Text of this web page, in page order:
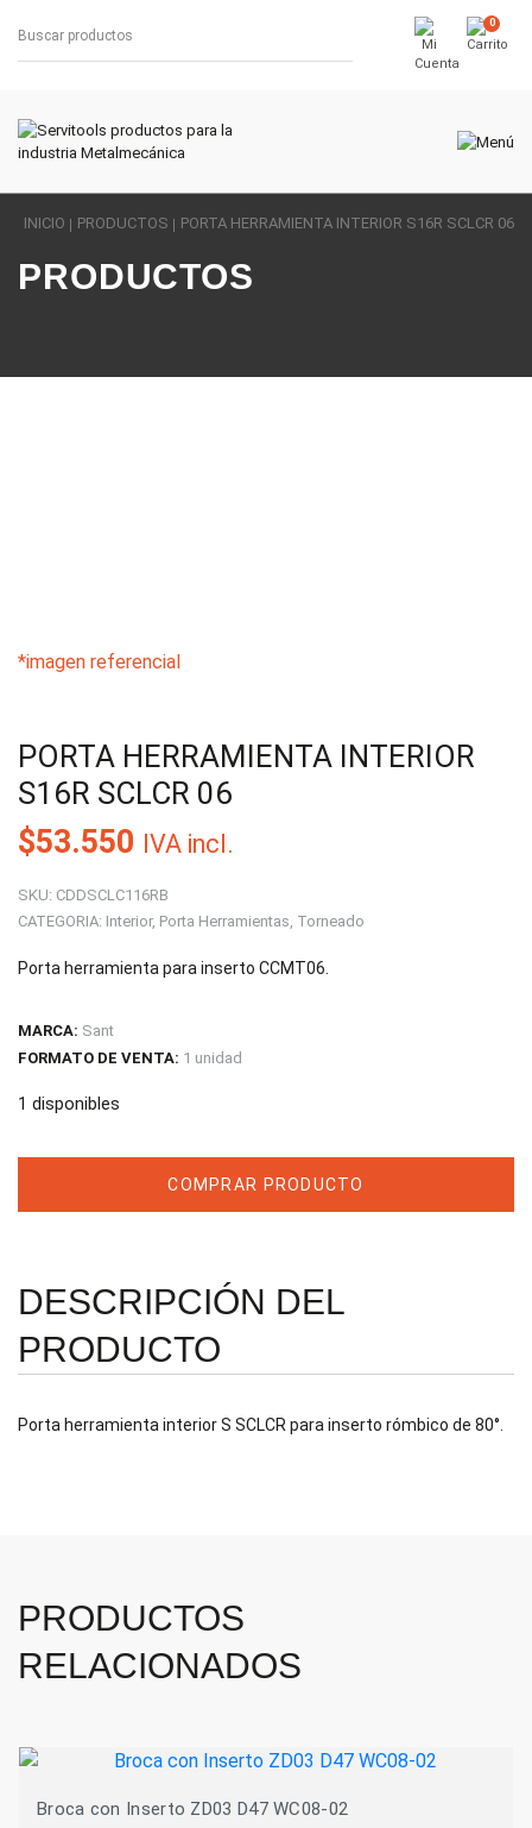
0
INICIO PRODUCTOS PORTA HERRAMIENTA INTERIOR S16R SCLCR 06
PRODUCTOS
*imagen referencial
PORTA HERRAMIENTA INTERIOR
S16R SCLCR 06
$53.550 IVA incl.
SKU: CDDSCLC116RB
CATEGORIA: Interior, Porta Herramientas, Torneado
Porta herramienta para inserto CCMT06.
MARCA: Sant
FORMATO DE VENTA: 1 unidad
1 disponibles
COMPRAR PRODUCTO
DESCRIPCIÓN DEL
PRODUCTO
Porta herramienta interior S SCLCR para inserto rómbico de 80°.
PRODUCTOS
RELACIONADOS
Broca con Inserto ZD03 D47 WC08-02